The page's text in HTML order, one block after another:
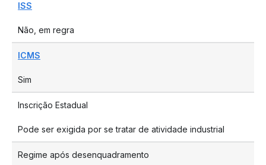
ISS
Não, em regra
ICMS
Sim
Inscrição Estadual
Pode ser exigida por se tratar de atividade industrial
Regime após desenquadramento